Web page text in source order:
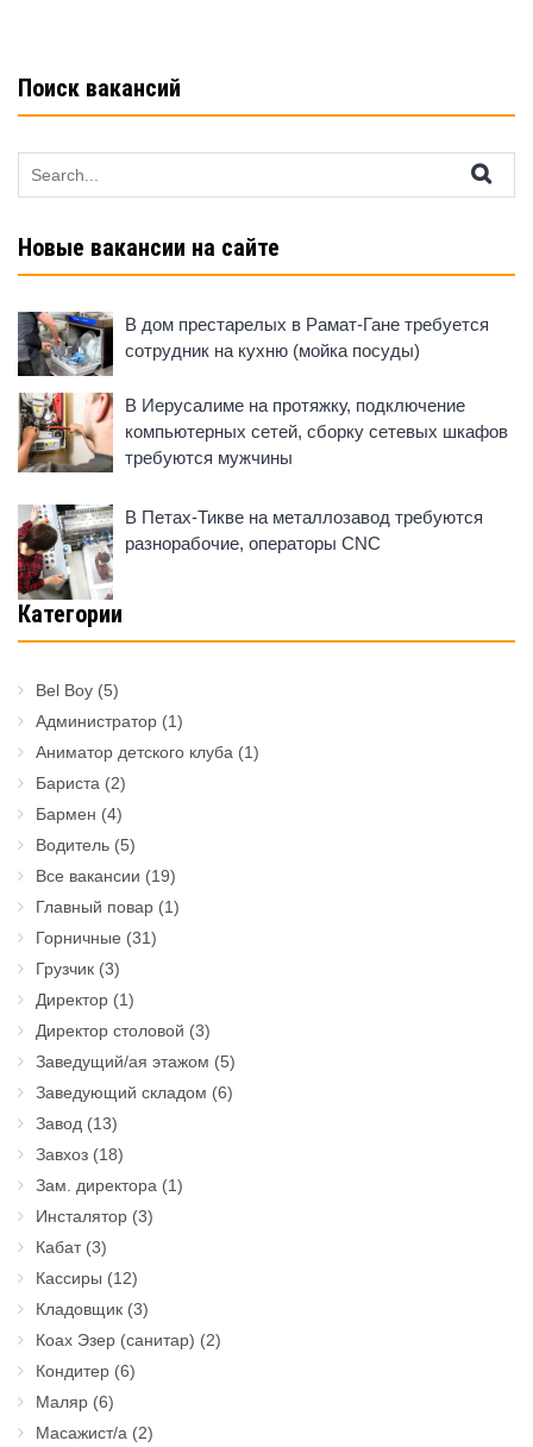
Поиск вакансий
for:
Новые вакансии на сайте
В дом престарелых в Рамат-Гане требуется
сотрудник на кухню (мойка посуды)
В Иерусалиме на протяжку, подключение
компьютерных сетей, сборку сетевых шкафов
требуются мужчины
В Петах-Тикве на металлозавод требуются
разнорабочие, операторы CNC
Категории
Bel Boy (5)
Администратор (1)
Аниматор детского клуба (1)
Бариста (2)
Бармен (4)
Водитель (5)
Все вакансии (19)
Главный повар (1)
Горничные (31)
Грузчик (3)
Директор (1)
Директор столовой (3)
Заведущий/ая этажом (5)
Заведующий складом (6)
Завод (13)
Завхоз (18)
Зам. директора (1)
Инсталятор (3)
Кабат(3)
Кассиры (12)
Кладовщик (3)
Коах Эзер (санитар) (2)
Кондитер (6)
Маляр (6)
Масажист/а (2)